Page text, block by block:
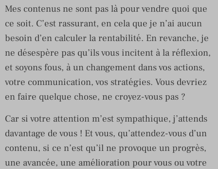
Mes contenus ne sont pas là pour vendre quoi que
ce soit. C’est rassurant, en cela que je n’ai aucun
besoin d’en calculer la rentabilité. En revanche, je
ne désespère pas qu’ils vous incitent à la réflexion,
et soyons fous, à un changement dans vos actions,
votre communication, vos stratégies. Vous devriez
en faire quelque chose, ne croyez-vous pas ?
Car si votre attention m’est sympathique, j’attends
davantage de vous ! Et vous, qu’attendez-vous d’un
contenu, si ce n’est qu’il ne provoque un progrès,
une avancée, une amélioration pour vous ou votre